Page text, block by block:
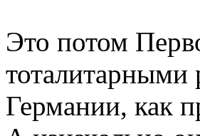
Это потом
Германии, как